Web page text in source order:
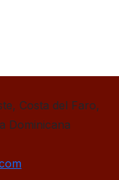
Costa del Faro,
Dominicana